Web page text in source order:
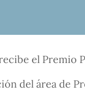
el Premio
del área de